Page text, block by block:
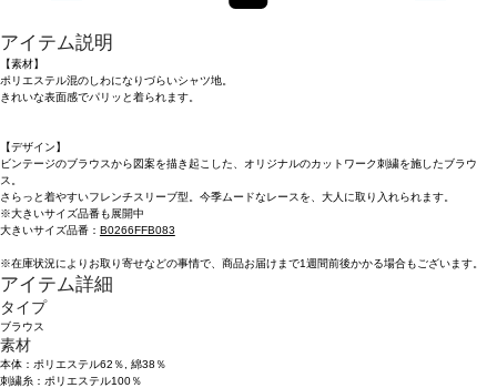
アイテム説明
【素材】
ポリエステル混のしわになりづらいシャツ地。
きれいな表面感でパリッと着られます。
【デザイン】
ビンテージのブラウスから図案を描き起こした、オリジナルのカットワーク刺繍を施したブラウ
ス。
さらっと着やすいフレンチスリーブ型。今季ムードなレースを、大人に取り入れられます。
※大きいサイズ品番も展開中
大きいサイズ品番： B0266FFB083
※在庫状況によりお取り寄せなどの事情で、商品お届けまで1週間前後かかる場合もございます。
アイテム詳細
タイプ
ブラウス
素材
本体：ポリエステル62％, 綿38％
刺繍糸：ポリエステル100％